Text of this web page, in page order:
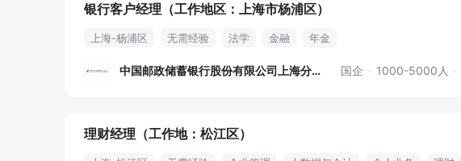
银行客户经理（工作地区：上海市杨浦区）
上海-杨浦区 无需经验 法学 金融 年金
中国邮政储蓄银行股份有限公司上海分行 国企 1000-5000人
理财经理（工作地：松江区）